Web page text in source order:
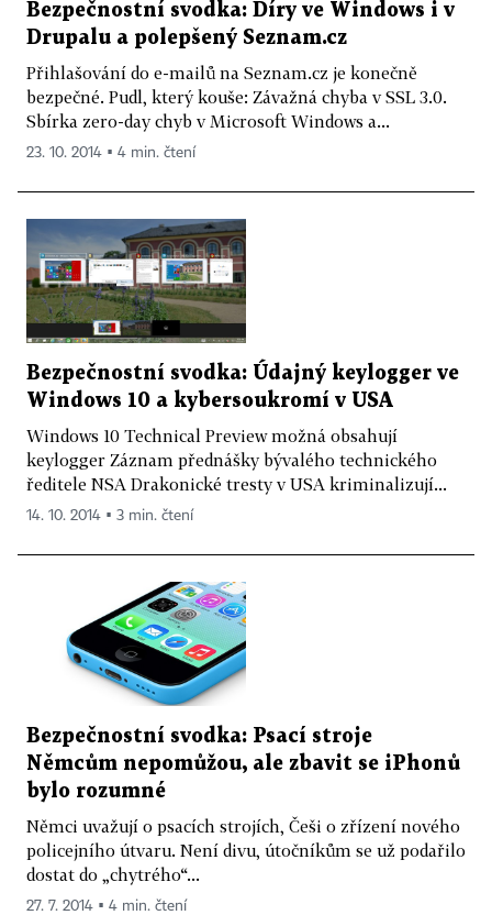
Bezpečnostní svodka: Díry ve Windows i v
Drupalu a polepšený Seznam.cz
Přihlašování do e-mailů na Seznam.cz je konečně
bezpečné. Pudl, který kouše: Závažná chyba v SSL 3.0.
Sbírka zero-day chyb v Microsoft Windows a...
23. 10. 2014 ▪ 4 min. čtení
Bezpečnostní svodka: Údajný keylogger ve
Windows 10 a kybersoukromí v USA
Windows 10 Technical Preview možná obsahují
keylogger Záznam přednášky bývalého technického
ředitele NSA Drakonické tresty v USA kriminalizují...
14. 10. 2014 ▪ 3 min. čtení
Bezpečnostní svodka: Psací stroje
Němcům nepomůžou, ale zbavit se iPhonů
bylo rozumné
Němci uvažují o psacích strojích, Češi o zřízení nového
policejního útvaru. Není divu, útočníkům se už podařilo
dostat do „chytrého“...
27. 7. 2014 ▪ 4 min. čtení